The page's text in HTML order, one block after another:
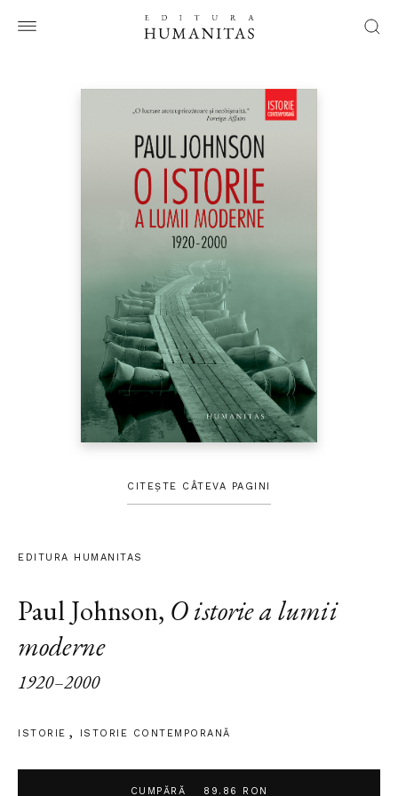
CITEȘTE CÂTEVA PAGINI
EDITURA HUMANITAS
Paul Johnson, O istorie a lumii
moderne
1920–2000
ISTORIE ISTORIE CONTEMPORANĂ
CUMPĂRĂ 89.86 RON